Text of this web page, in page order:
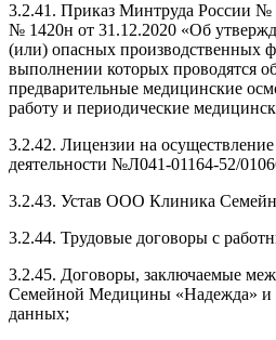
3.2.41. Приказ Минтруда России №
№ 1420н от 31.12.2020 «Об
(или) опасных производственных
выполнении которых проводятся
предварительные медицинские
работу и периодические
3.2.42. Лицензии на
деятельности №Л041-01164-52/
3.2.43. Устав ООО Клиника
3.2.44. Трудовые договоры с
3.2.45. Договоры, заключаемые
Семейной Медицины «Надежда» и
данных;